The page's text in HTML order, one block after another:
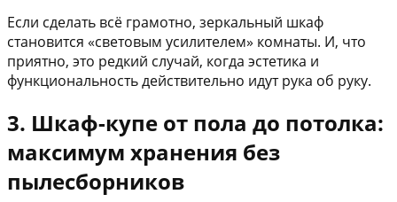
Если сделать всё грамотно, зеркальный шкаф
становится «световым усилителем» комнаты. И, что
приятно, это редкий случай, когда эстетика и
функциональность действительно идут рука об руку.
3. Шкаф-купе от пола до потолка:
максимум хранения без
пылесборников